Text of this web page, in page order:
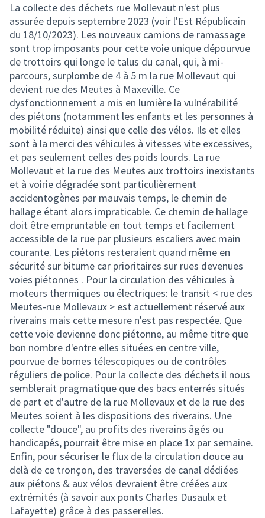
La collecte des déchets rue Mollevaut n'est plus
assurée depuis septembre 2023 (voir l'Est Républicain
du 18/10/2023). Les nouveaux camions de ramassage
sont trop imposants pour cette voie unique dépourvue
de trottoirs qui longe le talus du canal, qui, à mi-
parcours, surplombe de 4 à 5 m la rue Mollevaut qui
devient rue des Meutes à Maxeville. Ce
dysfonctionnement a mis en lumière la vulnérabilité
des piétons (notamment les enfants et les personnes à
mobilité réduite) ainsi que celle des vélos. Ils et elles
sont à la merci des véhicules à vitesses vite excessives,
et pas seulement celles des poids lourds. La rue
Mollevaut et la rue des Meutes aux trottoirs inexistants
et à voirie dégradée sont particulièrement
accidentogènes par mauvais temps, le chemin de
hallage étant alors impraticable. Ce chemin de hallage
doit être empruntable en tout temps et facilement
accessible de la rue par plusieurs escaliers avec main
courante. Les piétons resteraient quand même en
sécurité sur bitume car prioritaires sur rues devenues
voies piétonnes . Pour la circulation des véhicules à
moteurs thermiques ou électriques: le transit < rue des
Meutes-rue Mollevaux > est actuellement réservé aux
riverains mais cette mesure n'est pas respectée. Que
cette voie devienne donc piétonne, au même titre que
bon nombre d'entre elles situées en centre ville,
pourvue de bornes télescopiques ou de contrôles
réguliers de police. Pour la collecte des déchets il nous
semblerait pragmatique que des bacs enterrés situés
de part et d'autre de la rue Mollevaux et de la rue des
Meutes soient à les dispositions des riverains. Une
collecte "douce", au profits des riverains âgés ou
handicapés, pourrait être mise en place 1x par semaine.
Enfin, pour sécuriser le flux de la circulation douce au
delà de ce tronçon, des traversées de canal dédiées
aux piétons & aux vélos devraient être créées aux
extrémités (à savoir aux ponts Charles Dusaulx et
Lafayette) grâce à des passerelles.